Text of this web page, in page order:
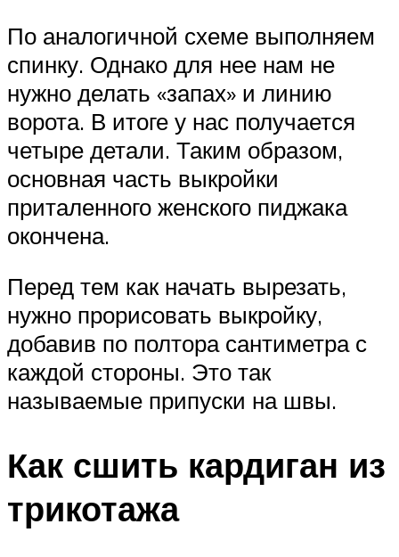
По аналогичной схеме выполняем
спинку. Однако для нее нам не
нужно делать «запах» и линию
ворота. В итоге у нас получается
четыре детали. Таким образом,
основная часть выкройки
приталенного женского пиджака
окончена.
Перед тем как начать вырезать,
нужно прорисовать выкройку,
добавив по полтора сантиметра с
каждой стороны. Это так
называемые припуски на швы.
Как сшить кардиган из
трикотажа